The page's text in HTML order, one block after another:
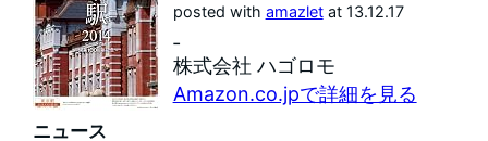
posted with amazletat 13.12.17
‐
株式会社 ハゴロモ
Amazon.co.jpで詳細を見る
ニュース